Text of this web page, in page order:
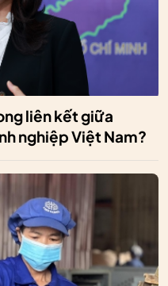
liên kết giữa
nghiệp Việt Nam?